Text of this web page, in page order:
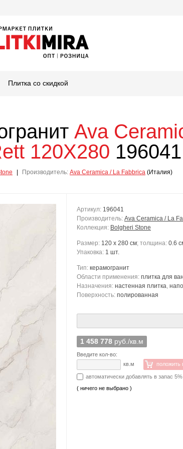
Плитка со скидкой
Ava
120Х280
Производитель: Ava Ceramica / La Fabbrica (Италия)
Артикул: 196041
Производитель: Ava Ceramica / La
Коллекция: Bolgheri Stone
Размер: 120 x 280 см; толщина: 0.6
Упаковка: 1 шт.
Тип: керамогранит
Области применения: плитка для
Назначения: настенная плитка,
Поверхность: полированная
1 458 778 руб./кв.м
Введите кол-во:
кв.м
положить
автоматически добавлять в запас
( ничего не выбрано )